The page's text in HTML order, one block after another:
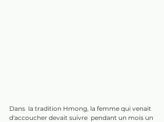
Dans  la tradition Hmong, la femme qui venait
d'accoucher devait suivre  pendant un mois un